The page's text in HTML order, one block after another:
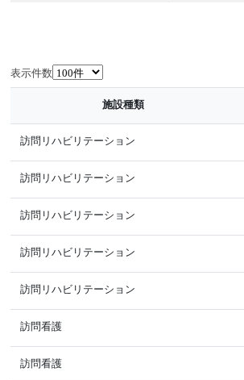
表示件数
施設種類
訪問リハビリテーション
訪問リハビリテーション
訪問リハビリテーション
訪問リハビリテーション
訪問リハビリテーション
訪問看護
訪問看護